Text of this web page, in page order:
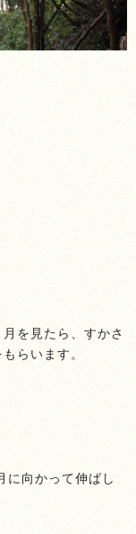
を見たら、すかさ
らいます。
に向かって伸ばし